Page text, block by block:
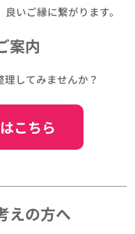
いご縁に繋がります。
案内
してみませんか？
こちら
えの方へ